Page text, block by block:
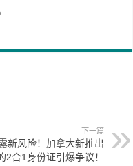
下一篇
新风险！加拿大新推出
2合1身份证引爆争议！